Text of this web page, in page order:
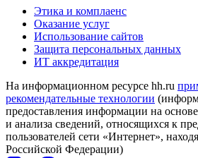
Этика и комплаенс
Оказание услуг
Использование сайтов
Защита персональных данных
ИТ аккредитация
На информационном ресурсе hh.ru
рекомендательные технологии
предоставления информации на
и анализа сведений, относящихся к
пользователей сети «Интернет»,
Российской Федерации)